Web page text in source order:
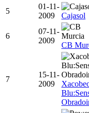
5
01-11-
2009
Cajasol
6
07-11-
2009
CB
7
15-11-
2009